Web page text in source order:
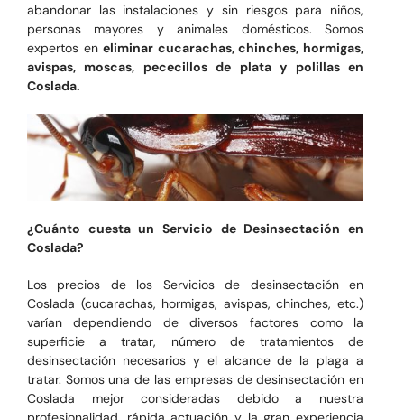
abandonar las instalaciones y sin riesgos para niños,
personas mayores y animales domésticos. Somos
expertos eneliminar cucarachas, chinches, hormigas,
avispas, moscas, pececillos de plata y polillas en
Coslada.
¿Cuánto cuesta un Servicio de Desinsectación en
Coslada?
Los precios de los Servicios de desinsectación en
Coslada (cucarachas, hormigas, avispas, chinches, etc.)
varían dependiendo de diversos factores como la
superficie a tratar, número de tratamientos de
desinsectación necesarios y el alcance de la plaga a
tratar. Somos una de las empresas de desinsectación en
Coslada mejor consideradas debido a nuestra